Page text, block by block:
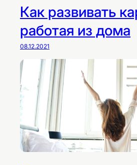
Как развивать
работая из дома
08.12.2021